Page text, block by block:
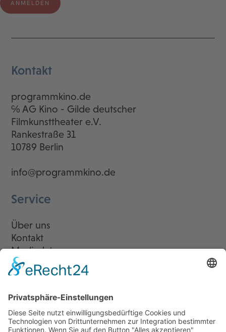
Kontakt
programmkino.de
℅ AG Kino - Gilde deutscher
Filmkunsttheater e.V.
Rankestraße 31
10789 Berlin
info@programmkino.de
Service
Über uns
Kontakt
Mediadaten
Newsletter
LogIn
Legal
Impressum